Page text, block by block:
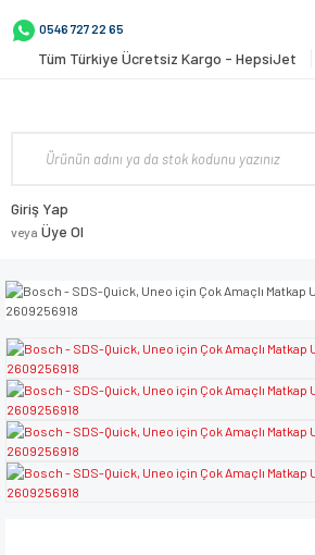
0546 727 22 65
Tüm Türkiye Ücretsiz Kargo - HepsiJet
Giriş Yap
veya Üye Ol